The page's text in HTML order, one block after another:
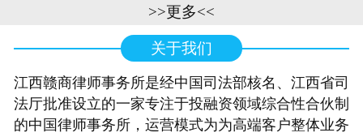
>>更多<<
关于我们
江西赣商律师事务所是经中国司法部核名、江西省司
法厅批准设立的一家专注于投融资领域综合性合伙制
的中国律师事务所，运营模式为为高端客户整体业务